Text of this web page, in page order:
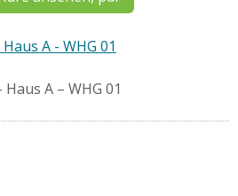
A - WHG 01
A – WHG 01